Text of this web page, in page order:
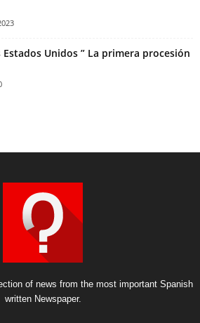
Unidos ” La primera procesión
of news from the most important Spanish
written Newspaper.